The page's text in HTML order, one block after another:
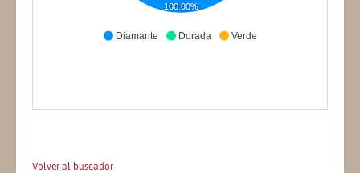
Diamante Dorada Verde
100.00%
Volver al buscador